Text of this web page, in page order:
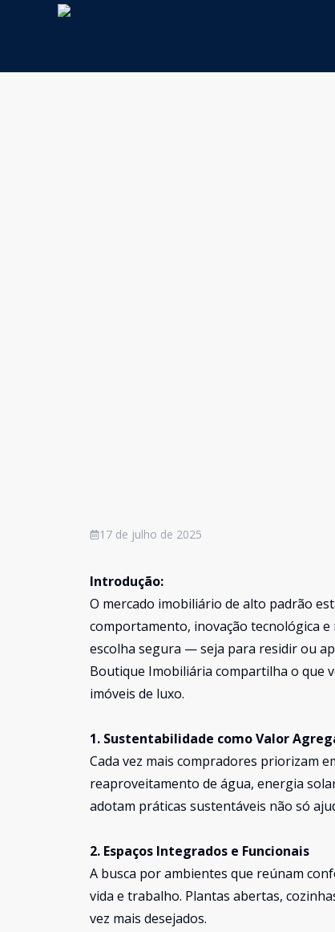
17 de julho de 2025
Introdução:
O mercado imobiliário de alto padrão
comportamento, inovação tecnológica
escolha segura — seja para residir ou
Boutique Imobiliária compartilha o que
imóveis de luxo.
1. Sustentabilidade como Valor
Cada vez mais compradores priorizam
reaproveitamento de água, energia
adotam práticas sustentáveis não só
2. Espaços Integrados e Funcionais
A busca por ambientes que reúnam
vida e trabalho. Plantas abertas,
vez mais desejados.